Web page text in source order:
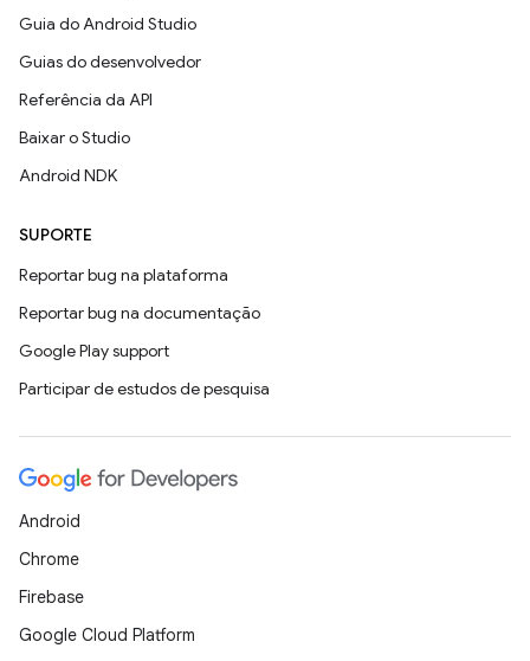
Guia do Android Studio
Guias do desenvolvedor
Referência da API
Baixar o Studio
Android NDK
SUPORTE
Reportar bug na plataforma
Reportar bug na documentação
Google Play support
Participar de estudos de pesquisa
Android
Chrome
Firebase
Google Cloud Platform